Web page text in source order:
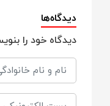
جنس BPA Free
حمل آسان
مناسب برای
دیدگاه‌ها
دیدگاه خود را